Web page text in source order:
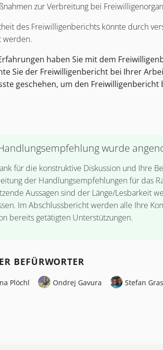
zur Verbreitung bei
des Freiwilligenberichts könnte durch
werden.
haben Sie mit dem
Sie der Freiwilligenbericht bei Ihrer
geschehen, um den Freiwilligenbericht
wurde
für die konstruktive Diskussion und Ihre
der Handlungsempfehlungen für das
Aussagen sind der Länge/Lesbarkeit
Im Abschlussbericht werden alle Ihre
bereits getätigten Unterstützungen.
BEFÜRWORTER
Plöchl Ondrej Gavura Stefan